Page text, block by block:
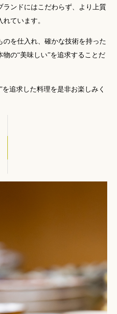
ランドにはこだわらず、より上質
ています。
を仕入れ、 確かな技術を持った
物の“美味しい”を追求することだ
追求した料理を是非お楽しみく